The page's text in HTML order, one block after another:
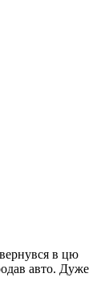
в цю
авто. Дуже